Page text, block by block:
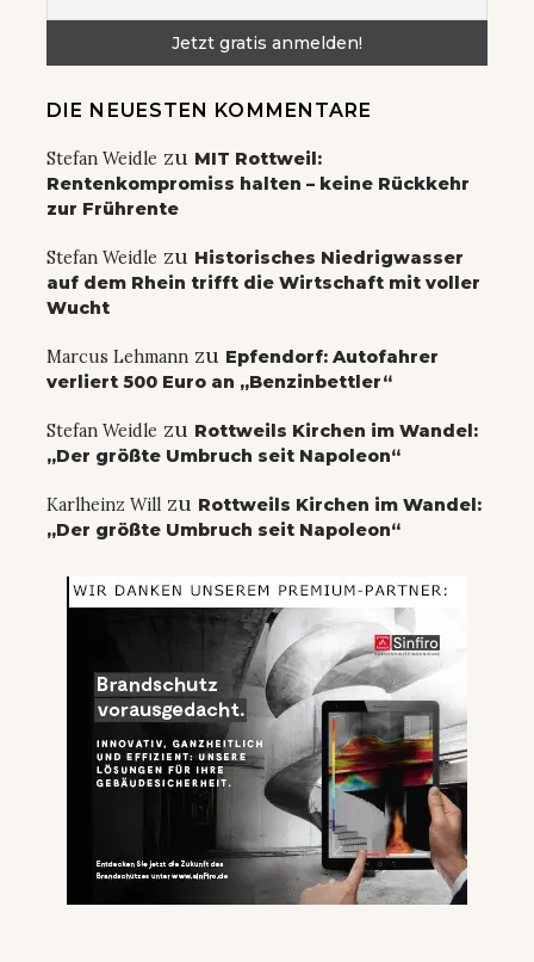
DIE NEUESTEN KOMMENTARE
Stefan Weidle zu MIT Rottweil:
Rentenkompromiss halten – keine Rückkehr
zur Frührente
Stefan Weidle zu Historisches Niedrigwasser
auf dem Rhein trifft die Wirtschaft mit voller
Wucht
Marcus Lehmann zu Epfendorf: Autofahrer
verliert 500 Euro an „Benzinbettler“
Stefan Weidle zu Rottweils Kirchen im Wandel:
„Der größte Umbruch seit Napoleon“
Karlheinz Will zu Rottweils Kirchen im Wandel:
„Der größte Umbruch seit Napoleon“